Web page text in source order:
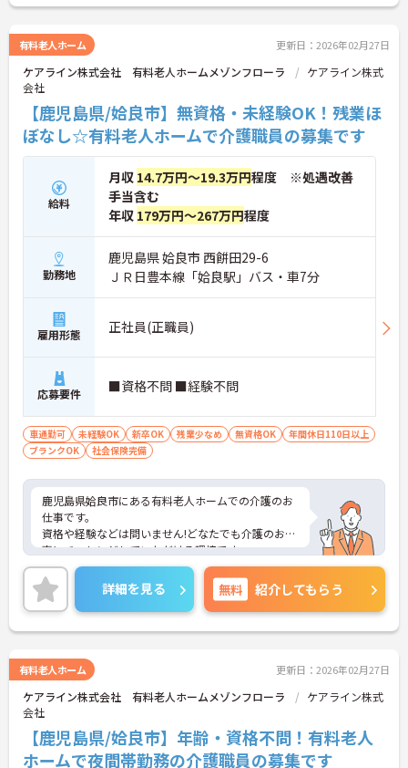
有料老人ホーム 更新日：2026年02月27日
ケアライン株式会社 有料老人ホームメゾンフローラ
ケアライン株式
会社
【鹿児島県/姶良市】無資格・未経験OK！残業ほ
ぼなし☆有料老人ホームで介護職員の募集です
給料
月収 14.7万円～19.3万円程度 ※処遇改善
手当含む
年収 179万円～267万円程度
勤務地
鹿児島県 姶良市 西餠田29-6
ＪＲ日豊本線「姶良駅」バス・車7分
雇用形態 正社員(正職員)
応募要件 ■資格不問 ■経験不問
車通勤可 未経験OK 新卒OK 残業少なめ 無資格OK
年間休日110日以上
ブランクOK
社会保険完備
鹿児島県姶良市にある有料老人ホームでの介護のお
仕事です。
資格や経験などは問いません!どなたでも介護のお仕
事にチャレンジしていただける環境です。
残業もほとんどございませんのでプライベートや家
庭との両立もしやすい環境です。
駐車場が完備されていて、マイカー通勤が可能なた
め、通勤に便利です。
ご興味がある方は是非一度マイナビまでお問合せ下
詳細を見る 無料 紹介してもらう
有料老人ホーム 更新日：2026年02月27日
ケアライン株式会社 有料老人ホームメゾンフローラ
ケアライン株式
会社
【鹿児島県/姶良市】年齢・資格不問！有料老人
ホームで夜間帯勤務の介護職員の募集です